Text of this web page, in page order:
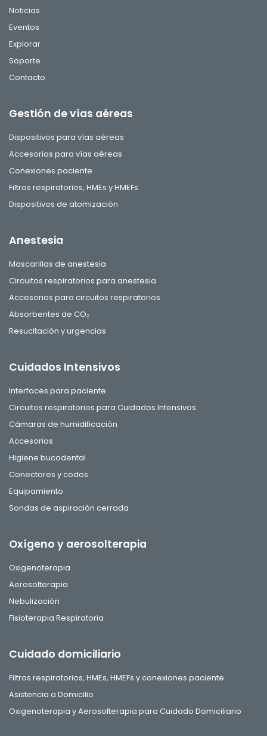
Noticias
Eventos
Explorar
Soporte
Contacto
Gestión de vías aéreas
Dispositivos para vías aéreas
Accesorios para vías aéreas
Conexiones paciente
Filtros respiratorios, HMEs y HMEFs
Dispositivos de atomización
Anestesia
Mascarillas de anestesia
Circuitos respiratorios para anestesia
Accesorios para circuitos respiratorios
Absorbentes de CO₂
Resucitación y urgencias
Cuidados Intensivos
Interfaces para paciente
Circuitos respiratorios para Cuidados Intensivos
Cámaras de humidificación
Accesorios
Higiene bucodental
Conectores y codos
Equipamiento
Sondas de aspiración cerrada
Oxígeno y aerosolterapia
Oxigenoterapia
Aerosolterapia
Nebulización
Fisioterapia Respiratoria
Cuidado domiciliario
Filtros respiratorios, HMEs, HMEFs y conexiones paciente
Asistencia a Domicilio
Oxigenoterapia y Aerosolterapia para Cuidado Domiciliario